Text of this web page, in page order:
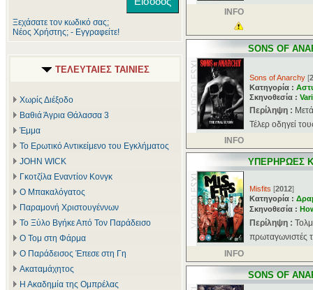
Ξεχάσατε τον κωδικό σας;
Νέος Χρήστης; - Εγγραφείτε!
ΤΕΛΕΥΤΑΙΕΣ ΤΑΙΝΙΕΣ
Χωρίς Διέξοδο
Βαθιά Άγρια Θάλασσα 3
Έμμα
Το Ερωτικό Αντικείμενο του Εγκλήματος
JOHN WICK
Γκοτζίλα Εναντίον Κονγκ
Ο Μπακαλόγατος
Παραμονή Χριστουγέννων
Το Ξύλο Βγήκε Από Τον Παράδεισο
Ο Τομ στη Φάρμα
Ο Παράδεισος Έπεσε στη Γη
Ακαταμάχητος
Η Ακαδημία της Ομπρέλας
INFO
SONS OF
Sons of Anarchy [
Κατηγορία :
Σκηνοθεσία :
Περίληψη :
Τέλερ οδηγεί
INFO
ΥΠΕΡΗΡΩΕΣ
Misfits [2012]
Κατηγορία :
Σκηνοθεσία :
Περίληψη :
πρωταγωνιστές
INFO
SONS OF